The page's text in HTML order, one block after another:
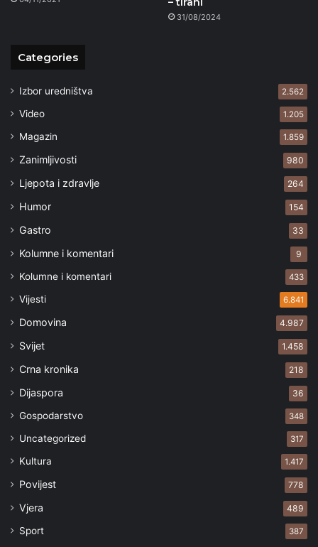
31/08/2024
Categories
Izbor uredništva 2.562
Video 1.205
Magazin 1.859
Zanimljivosti 980
Ljepota i zdravlje 264
Humor 154
Gastro 33
Kolumne i komentari 9
Kolumne i komentari 433
Vijesti 6.841
Domovina 4.987
Svijet 1.458
Crna kronika 218
Dijaspora 36
Gospodarstvo 348
Uncategorized 317
Kultura 1.417
Povijest 778
Vjera 489
Sport 387